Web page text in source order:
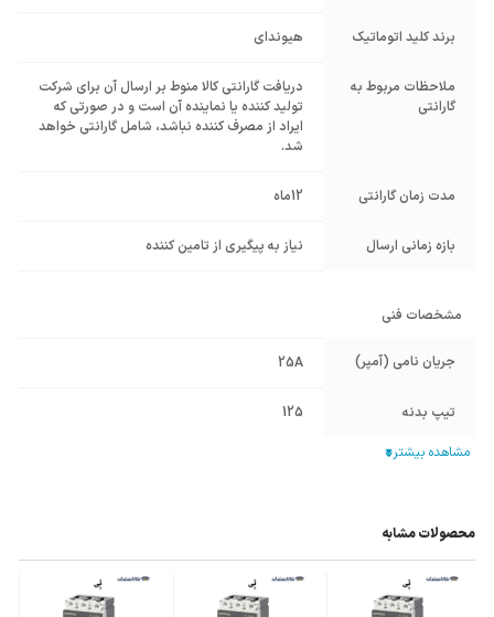
برند کلید اتوماتیک هیوندای
ملاحظات مربوط به
گارانتی
دریافت گارانتی کالا منوط بر ارسال آن برای شرکت
تولید کننده یا نماینده آن است و در صورتی که
ایراد از مصرف کننده نباشد، شامل گارانتی خواهد
شد.
مدت زمان گارانتی 12ماه
بازه زمانی ارسال نیاز به پیگیری از تامین کننده
مشخصات فنی
جریان نامی (آمپر) 25A
تیپ بدنه 125
تعداد پل
حداکثر جریان قابل
تحمل اتصال کوتاه
محصولات مشابه